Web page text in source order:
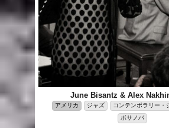
June Bisantz & Alex
アメリカ ジャズ コンテンポラリー・
ボサノバ